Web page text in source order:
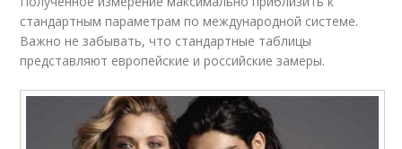
стандартным параметрам по международной системе.
Важно не забывать, что стандартные таблицы
представляют европейские и российские замеры.